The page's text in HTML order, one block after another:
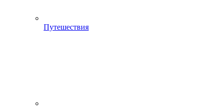
Путешествия